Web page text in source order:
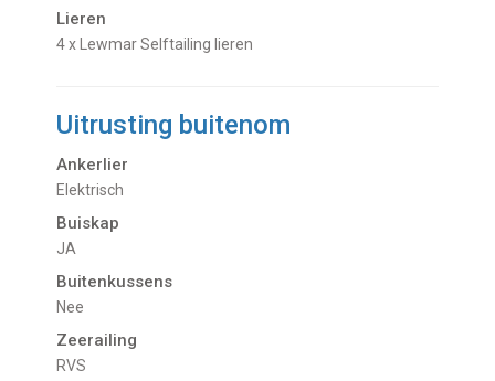
Lieren
4 x Lewmar Selftailing lieren
Uitrusting buitenom
Ankerlier
Elektrisch
Buiskap
JA
Buitenkussens
Nee
Zeerailing
RVS